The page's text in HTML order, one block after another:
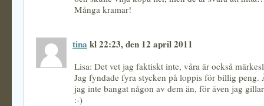
Många kramar!
tina kl 22:23, den 12 april 2011
Lisa: Det vet jag faktiskt inte, våra är också
Jag fyndade fyra stycken på loppis för billig peng.
jag inte bangat någon av dem än, för även jag
:-)